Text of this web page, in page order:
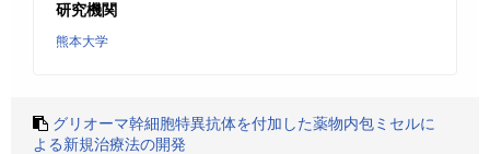
研究機関
熊本大学
グリオーマ幹細胞特異抗体を付加した薬物内包ミセルに
よる新規治療法の開発